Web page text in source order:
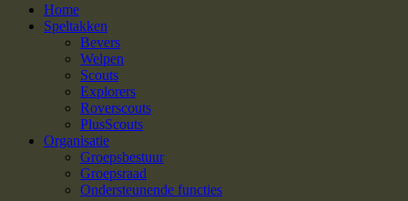
Home
Speltakken
Bevers
Welpen
Scouts
Explorers
Roverscouts
PlusScouts
Organisatie
Groepsbestuur
Groepsraad
Ondersteunende functies